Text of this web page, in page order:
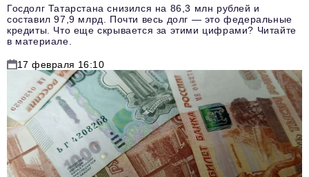
Госдолг Татарстана снизился на 86,3 млн рублей и
составил 97,9 млрд. Почти весь долг — это федеральные
кредиты. Что еще скрывается за этими цифрами? Читайте
в материале.
17 февраля 16:10